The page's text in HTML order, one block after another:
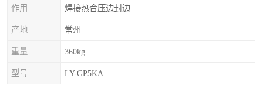
作用 焊接热合压边封边
产地 常州
重量 360kg
型号 LY-GP5KA